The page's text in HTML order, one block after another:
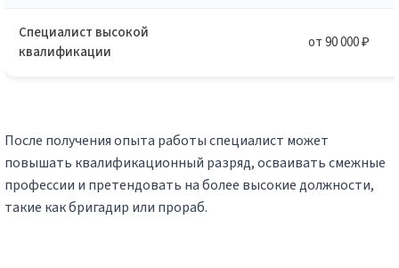
Специалист высокой
квалификации
от 90 000 ₽
После получения опыта работы специалист может
повышать квалификационный разряд, осваивать смежные
профессии и претендовать на более высокие должности,
такие как бригадир или прораб.